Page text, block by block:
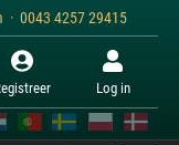
· 0043 4257 29415
Log in